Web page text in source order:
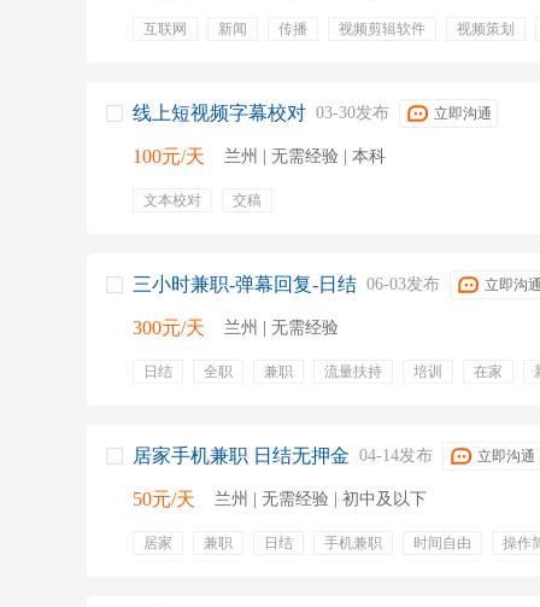
互联网 新闻 传播 视频剪辑软件 视频策划
线上短视频字幕校对 03-30发布 立即沟通
100元/天 兰州 | 无需经验 | 本科
文本校对 交稿
三小时兼职-弹幕回复-日结 06-03发布 立即沟通
300元/天 兰州 | 无需经验
日结 全职 兼职 流量扶持 培训 在家
居家手机兼职 日结无押金 04-14发布 立即沟通
50元/天 兰州 | 无需经验 | 初中及以下
居家 兼职 日结 手机兼职 时间自由 操作